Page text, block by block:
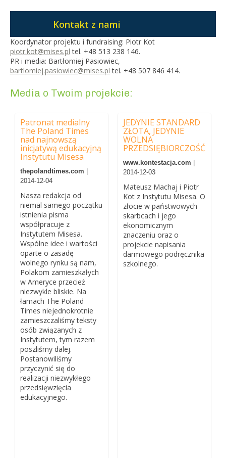
Kontakt z nami
Koordynator projektu i fundraising: Piotr Kot
piotr.kot@mises.pl tel. +48 513 238 146.
PR i media: Bartłomiej Pasiowiec,
bartlomiej.pasiowiec@mises.pl tel. +48 507 846 414.
Media o Twoim projekcie:
Patronat medialny
The Poland Times
nad najnowszą
inicjatywą edukacyjną
Instytutu Misesa
thepolandtimes.com
2014-12-04
Nasza redakcja od
niemal samego początku
istnienia pisma
współpracuje z
Instytutem Misesa.
Wspólne idee i wartości
oparte o zasadę
wolnego rynku są nam,
Polakom zamieszkałych
w Ameryce przecież
niezwykle bliskie. Na
łamach The Poland
Times niejednokrotnie
zamieszczaliśmy teksty
osób związanych z
Instytutem, tym razem
poszliśmy dalej.
Postanowiliśmy
przyczynić się do
realizacji niezwykłego
przedsięwzięcia
edukacyjnego.
JEDYNIE STANDARD
ZŁOTA, JEDYNIE
WOLNA
PRZEDSIĘBIORCZOŚĆ
www.kontestacja.com
2014-12-03
Mateusz Machaj i Piotr
Kot z Instytutu Misesa. O
złocie w państwowych
skarbcach i jego
ekonomicznym
znaczeniu oraz o
projekcie napisania
darmowego podręcznika
szkolnego.